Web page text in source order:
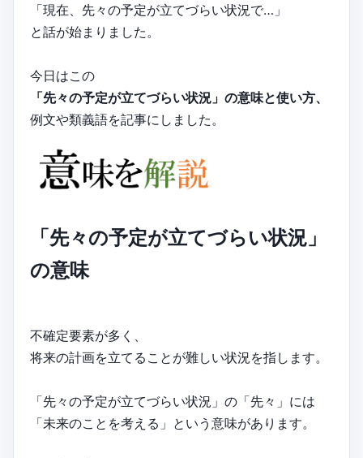
「現在、先々の予定が立てづらい状況で…」
と話が始まりました。
今日はこの
「先々の予定が立てづらい状況」の意味と使い方、
例文や類義語を記事にしました。
「先々の予定が立てづらい状況」
の意味
不確定要素が多く、
将来の計画を立てることが難しい状況を指します。
「先々の予定が立てづらい状況」の「先々」には
「未来のことを考える」という意味があります。